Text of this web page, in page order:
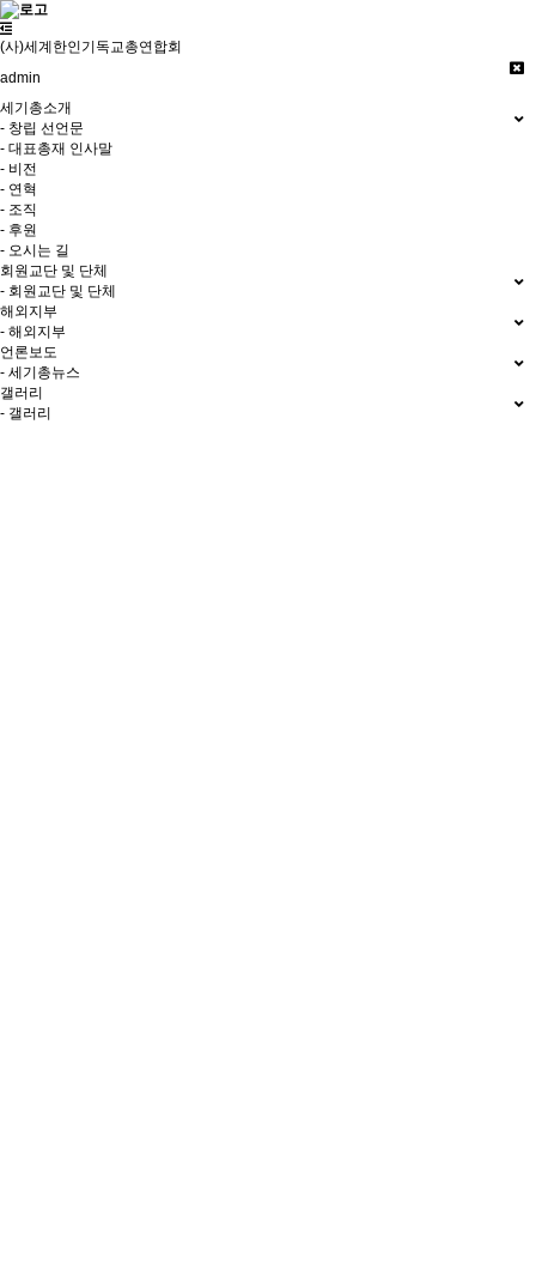
(사)세계한인기독교총연합회
admin
세기총소개
- 창립 선언문
- 대표총재 인사말
- 비전
- 연혁
- 조직
- 후원
- 오시는 길
회원교단 및 단체
- 회원교단 및 단체
해외지부
- 해외지부
언론보도
- 세기총뉴스
갤러리
- 갤러리